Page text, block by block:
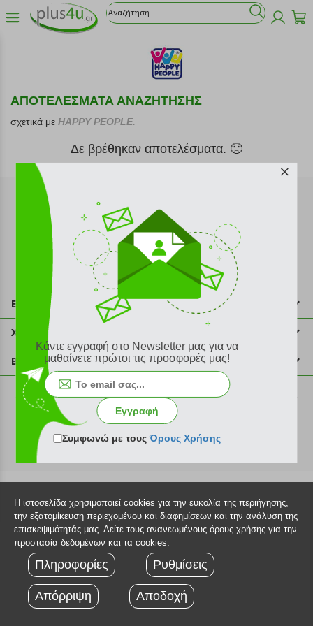
ΑΠΟΤΕΛΕΣΜΑΤΑ ΑΝΑΖΗΤΗΣΗΣ
σχετικά με HAPPY PEOPLE.
Δε βρέθηκαν αποτελέσματα. 🙁
Εγγραφή στο newsletter
Επικοινωνία
211 2000 700
info@plus4u.gr
Χρήσιμες πληροφορίες
Η εταιρία
Σημεία παραλαβής
Ευκαιρίες καριέρας
Όροι χρήσης
Sitemap
Βοήθεια
Εξέλιξη παραγγελίας
Τρόποι παραγγελίας
Τρόποι πληρωμής
Τρόποι αποστολής
Πολιτική επιστροφών
©2026 Plus4u.gr
Κάντε εγγραφή στο Newsletter μας για να
μαθαίνετε πρώτοι τις προσφορές μας!
Εγγραφή
Συμφωνώ με τουςΌρους Χρήσης
Η ιστοσελίδα χρησιμοποιεί cookies για την ευκολία της περιήγησης,
την εξατομίκευση περιεχομένου και διαφημίσεων και την ανάλυση της
επισκεψιμότητάς μας. Δείτε τους ανανεωμένους όρους χρήσης για την
προστασία δεδομένων και τα cookies.
Πληροφορίες Ρυθμίσεις
Απόρριψη Αποδοχή